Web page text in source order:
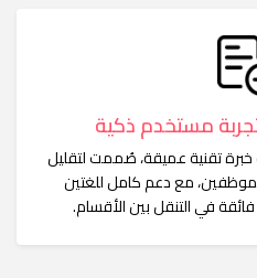
مستخدم ذكية
خبرة تقنية عميقة، صُممت لتقليل
مع دعم كامل للغتين
فائقة في التنقل بين الأقسام.